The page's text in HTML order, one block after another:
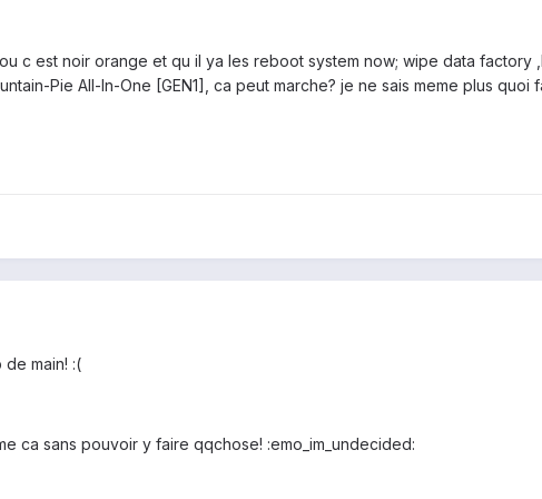
c est noir orange et qu il ya les reboot system now; wipe data factory
Pie All-In-One [GEN1], ca peut marche? je ne sais meme plus quoi
main! :(
ca sans pouvoir y faire qqchose! :emo_im_undecided: